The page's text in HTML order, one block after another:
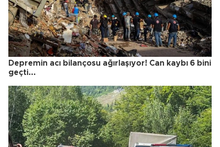
Depremin acı bilançosu ağırlaşıyor! Can kaybı 6 bini
geçti...